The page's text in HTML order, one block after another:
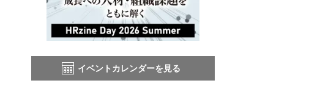
イベントカレンダーを見る